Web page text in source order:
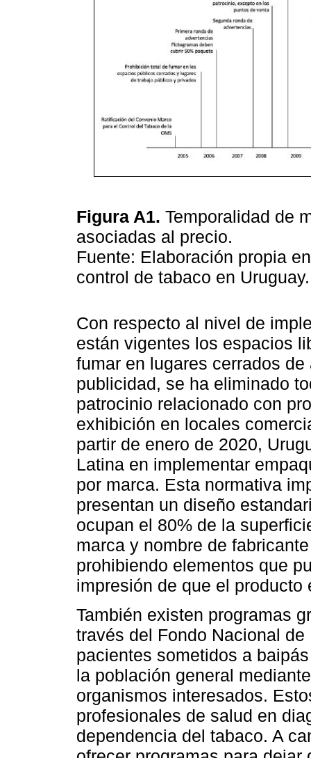
Figura A1. Temporalidad de
asociadas al precio.
Fuente: Elaboración propia
control de tabaco en
Con respecto al nivel de
están vigentes los espacios
fumar en lugares cerrados
publicidad, se ha eliminado
patrocinio relacionado con
exhibición en locales
partir de enero de 2020,
Latina en implementar
por marca. Esta normativa
presentan un diseño
ocupan el 80% de la
marca y nombre de
prohibiendo elementos que
impresión de que el producto
También existen programas
través del Fondo Nacional
pacientes sometidos a
la población general
organismos interesados.
profesionales de salud en
dependencia del tabaco. A